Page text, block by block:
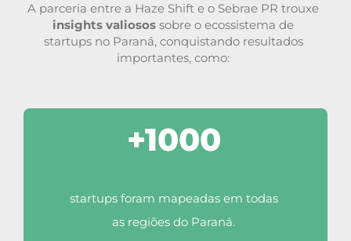
A parceria entre a Haze Shift e o Sebrae PR trouxe
insights valiosos sobre o ecossistema de
startups no Paraná, conquistando resultados
importantes, como:
+1000
startups foram mapeadas em todas
as regiões do Paraná.